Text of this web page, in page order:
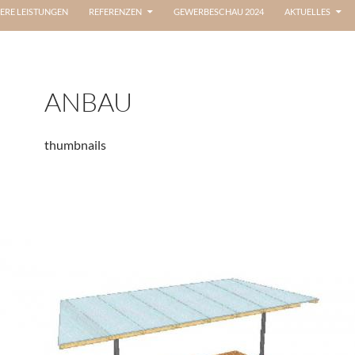
LEISTUNGEN REFERENZEN GEWERBESCHAU 2024 AKTUELLES
ANBAU
thumbnails